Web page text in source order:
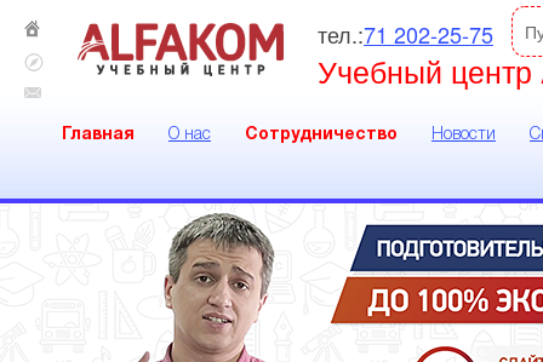
тел.:71 202-25-75
Учебный центр
Главная О нас Сотрудничество Новости